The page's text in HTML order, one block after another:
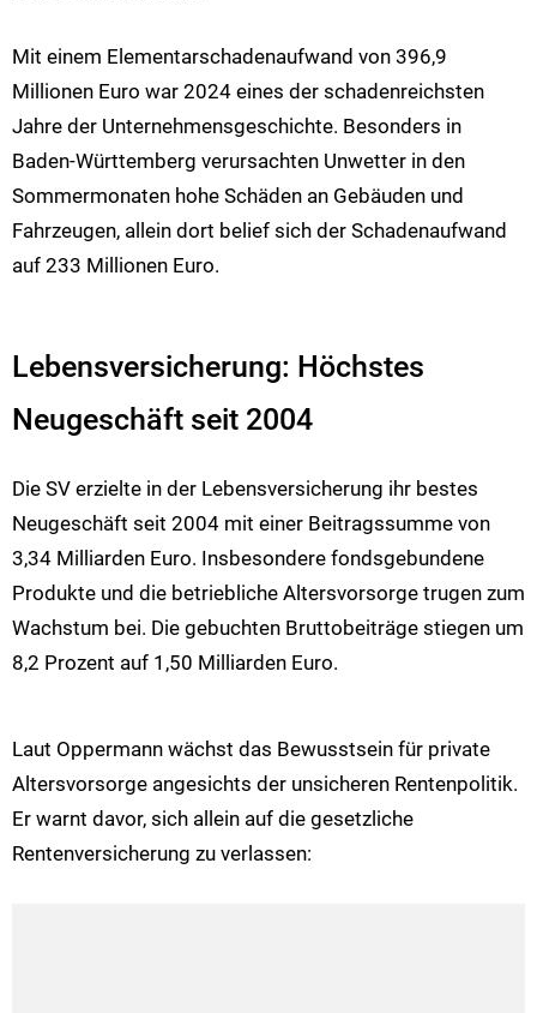
Mit einem Elementarschadenaufwand von 396,9
Millionen Euro war 2024 eines der schadenreichsten
Jahre der Unternehmensgeschichte. Besonders in
Baden-Württemberg verursachten Unwetter in den
Sommermonaten hohe Schäden an Gebäuden und
Fahrzeugen, allein dort belief sich der Schadenaufwand
auf 233 Millionen Euro.
Lebensversicherung: Höchstes
Neugeschäft seit 2004
Die SV erzielte in der Lebensversicherung ihr bestes
Neugeschäft seit 2004 mit einer Beitragssumme von
3,34 Milliarden Euro. Insbesondere fondsgebundene
Produkte und die betriebliche Altersvorsorge trugen zum
Wachstum bei. Die gebuchten Bruttobeiträge stiegen um
8,2 Prozent auf 1,50 Milliarden Euro.
Laut Oppermann wächst das Bewusstsein für private
Altersvorsorge angesichts der unsicheren Rentenpolitik.
Er warnt davor, sich allein auf die gesetzliche
Rentenversicherung zu verlassen: